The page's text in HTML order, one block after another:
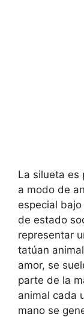
La silueta es
a modo de
especial
de estado
representar
tatúan
amor, se
parte de la
animal cada
mano se